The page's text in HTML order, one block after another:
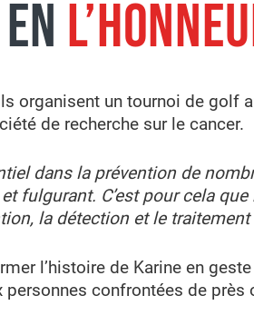
organisent un tournoi de golf
de recherche sur le cancer.
dans la prévention de
fulgurant. C’est pour cela
la détection et le
l’histoire de Karine en
confrontées de